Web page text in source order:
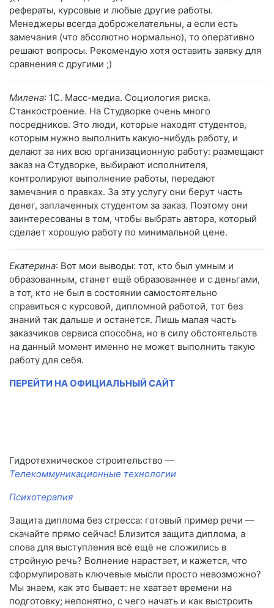
рефераты, курсовые и любые другие работы.
Менеджеры всегда доброжелательны, а если есть
замечания (что абсолютно нормально), то оперативно
решают вопросы. Рекомендую хотя оставить заявку для
сравнения с другими ;)
Милена: 1C. Масс-медиа. Социология риска.
Станкостроение. На Студворке очень много
посредников. Это люди, которые находят студентов,
которым нужно выполнить какую-нибудь работу, и
делают за них всю организационную работу: размещают
заказ на Студворке, выбирают исполнителя,
контролируют выполнение работы, передают
замечания о правках. За эту услугу они берут часть
денег, заплаченных студентом за заказ. Поэтому они
заинтересованы в том, чтобы выбрать автора, который
сделает хорошую работу по минимальной цене.
Екатерина: Вот мои выводы: тот, кто был умным и
образованным, станет ещё образованнее и с деньгами,
а тот, кто не был в состоянии самостоятельно
справиться с курсовой, дипломной работой, тот без
знаний так дальше и останется. Лишь малая часть
заказчиков сервиса способна, но в силу обстоятельств
на данный момент именно не может выполнить такую
работу для себя.
ПЕРЕЙТИ НА ОФИЦИАЛЬНЫЙ САЙТ
Гидротехническое строительство —
Телекоммуникационные технологии
Психотерапия
Защита диплома без стресса: готовый пример речи —
скачайте прямо сейчас! Близится защита диплома, а
слова для выступления всё ещё не сложились в
стройную речь? Волнение нарастает, и кажется, что
сформулировать ключевые мысли просто невозможно?
Мы знаем, как это бывает: не хватает времени на
подготовку; непонятно, с чего начать и как выстроить